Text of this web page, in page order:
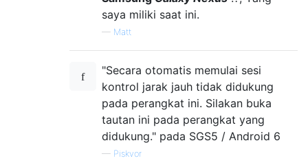
saya miliki saat ini.
— Matt
"Secara otomatis memulai sesi
kontrol jarak jauh tidak didukung
pada perangkat ini. Silakan buka
tautan ini pada perangkat yang
didukung." pada SGS5 / Android 6
— Piskvor